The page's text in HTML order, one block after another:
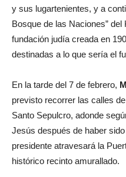
y sus lugartenientes, y a
Bosque de las Naciones”
fundación judía creada en
destinadas a lo que sería el
En la tarde del 7 de febrero,
previsto recorrer las calles
Santo Sepulcro, adonde
Jesús después de haber
presidente atravesará la
histórico recinto amurallado.